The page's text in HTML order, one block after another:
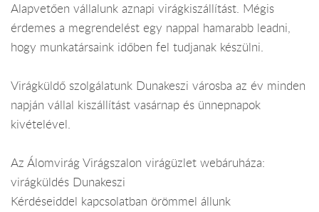
Alapvetően vállalunk aznapi virágkiszállítást. Mégis
érdemes a megrendelést egy nappal hamarabb leadni,
hogy munkatársaink időben fel tudjanak készülni.
Virágküldő szolgálatunk Dunakeszi városba az év minden
napján vállal kiszállítást vasárnap és ünnepnapok
kivételével.
Az Álomvirág Virágszalon virágüzlet webáruháza:
virágküldés Dunakeszi
Kérdéseiddel kapcsolatban örömmel állunk